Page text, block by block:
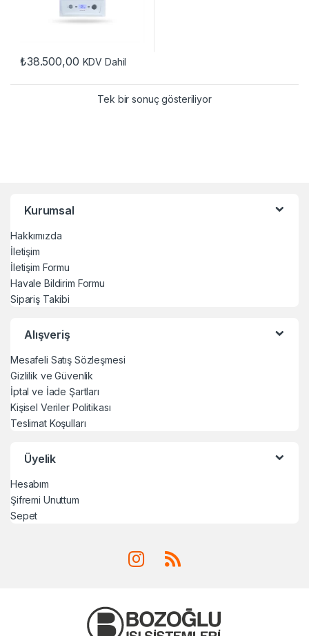
₺38.500,00 KDV Dahil
Tek bir sonuç gösteriliyor
Kurumsal
Hakkımızda
İletişim
İletişim Formu
Havale Bildirim Formu
Sipariş Takibi
Alışveriş
Mesafeli Satış Sözleşmesi
Gizlilik ve Güvenlik
İptal ve İade Şartları
Kişisel Veriler Politikası
Teslimat Koşulları
Üyelik
Hesabım
Şifremi Unuttum
Sepet